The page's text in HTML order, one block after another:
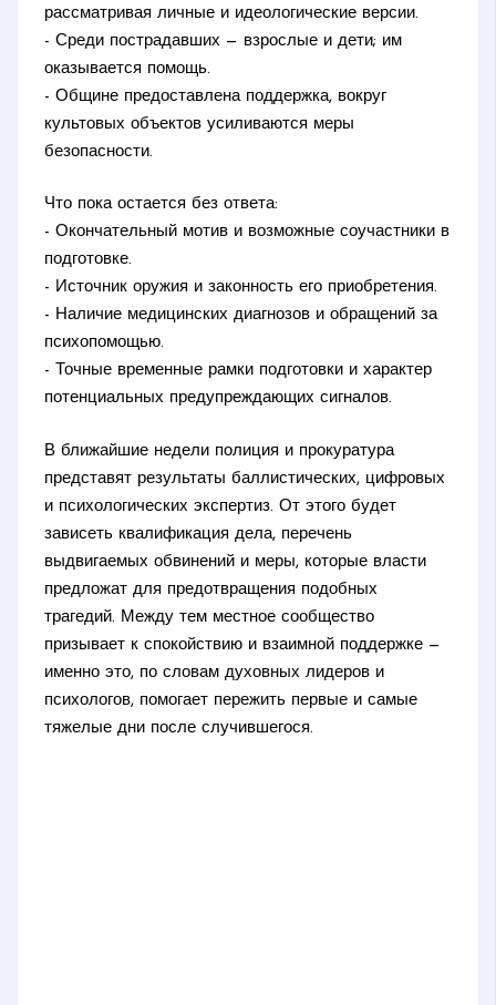
рассматривая личные и идеологические версии.
- Среди пострадавших — взрослые и дети; им
оказывается помощь.
- Общине предоставлена поддержка, вокруг
культовых объектов усиливаются меры
безопасности.
Что пока остается без ответа:
- Окончательный мотив и возможные соучастники в
подготовке.
- Источник оружия и законность его приобретения.
- Наличие медицинских диагнозов и обращений за
психопомощью.
- Точные временные рамки подготовки и характер
потенциальных предупреждающих сигналов.
В ближайшие недели полиция и прокуратура
представят результаты баллистических, цифровых
и психологических экспертиз. От этого будет
зависеть квалификация дела, перечень
выдвигаемых обвинений и меры, которые власти
предложат для предотвращения подобных
трагедий. Между тем местное сообщество
призывает к спокойствию и взаимной поддержке —
именно это, по словам духовных лидеров и
психологов, помогает пережить первые и самые
тяжелые дни после случившегося.